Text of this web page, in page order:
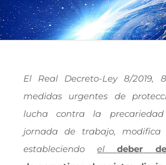
El Real Decreto-Ley 8/2019,
medidas urgentes de
lucha contra la
jornada de trabajo, modifica
estableciendoeldeber